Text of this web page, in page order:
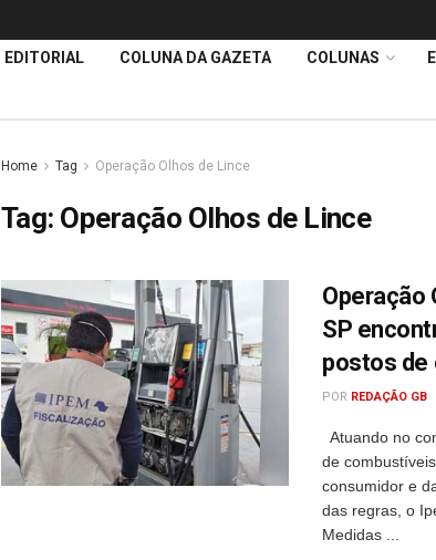
EDITORIAL COLUNA DA GAZETA COLUNAS
Home Tag Operação Olhos de Lince
Tag: Operação Olhos de Lince
Operação
SP
postos de
POR REDAÇÃO GB
Atuando no
de
consumidor e
das regras, o
Medidas ...